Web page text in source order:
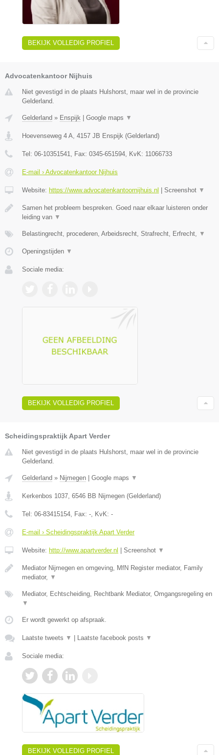
BEKIJK VOLLEDIG PROFIEL
Advocatenkantoor Nijhuis
Niet gevestigd in de plaats Hulshorst, maar wel in de provincie
Gelderland.
Gelderland » Enspijk Google maps ▼
Hoevenseweg 4 A 4157 JB Enspijk (Gelderland)
Tel: 06-10351541 , Fax: 0345-651594 , KvK: 11066733
E-mail › Advocatenkantoor Nijhuis
Website: https://www.advocatenkantoornijhuis.nl Screenshot ▼
Samen het probleem bespreken. Goed naar elkaar luisteren onder
leiding van ▼
Belastingrecht, procederen, Arbeidsrecht, Strafrecht, Erfrecht, ▼
Openingstijden ▼
Sociale media:
BEKIJK VOLLEDIG PROFIEL
Scheidingspraktijk Apart Verder
Niet gevestigd in de plaats Hulshorst, maar wel in de provincie
Gelderland.
Gelderland » Nijmegen | Google maps ▼
Kerkenbos 1037 6546 BB Nijmegen (Gelderland)
Tel: 06-83415154 , Fax: - , KvK: -
E-mail › Scheidingspraktijk Apart Verder
Website: http://www.apartverder.nl | Screenshot ▼
Mediator Nijmegen en omgeving, MfN Register mediator, Family
mediator,
▼
Mediator, Echtscheiding, Rechtbank Mediator, Omgangsregeling en
▼
Er wordt gewerkt op afspraak.
Laatste tweets ▼ | Laatste facebook posts ▼
Sociale media:
BEKIJK VOLLEDIG PROFIEL